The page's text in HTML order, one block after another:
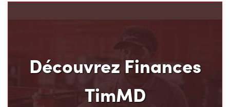
Découvrez Finances
TimMD